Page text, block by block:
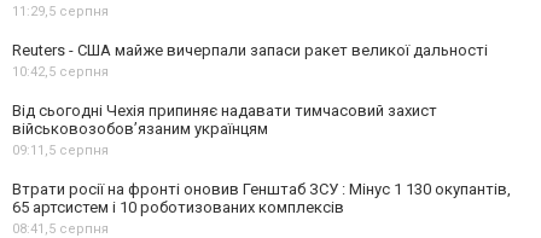
11:29,5 серпня
Reuters - США майже вичерпали запаси ракет великої дальності
10:42,5 серпня
Від сьогодні Чехія припиняє надавати тимчасовий захист
військовозобов’язаним українцям
09:11,5 серпня
Втрати росії на фронті оновив Генштаб ЗСУ : Мінус 1 130 окупантів,
65 артсистем і 10 роботизованих комплексів
08:41,5 серпня